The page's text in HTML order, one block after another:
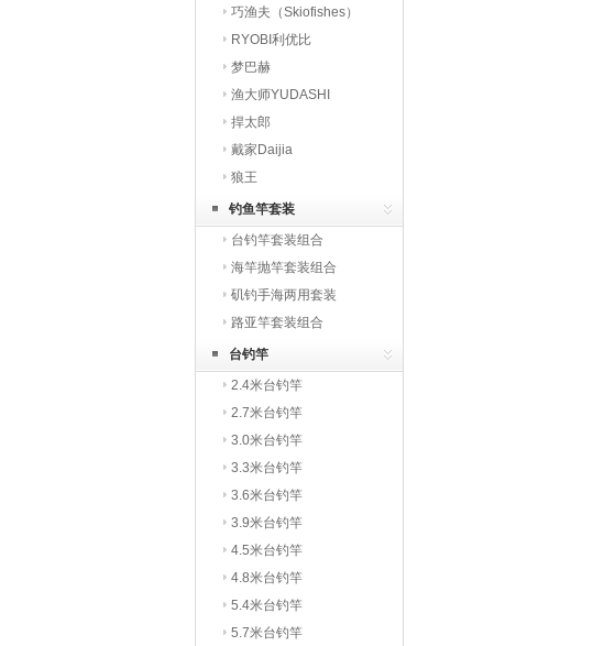
巧渔夫（Skiofishes）
RYOBI利优比
梦巴赫
渔大师YUDASHI
捍太郎
戴家Daijia
狼王
钓鱼竿套装
台钓竿套装组合
海竿抛竿套装组合
矶钓手海两用套装
路亚竿套装组合
台钓竿
2.4米台钓竿
2.7米台钓竿
3.0米台钓竿
3.3米台钓竿
3.6米台钓竿
3.9米台钓竿
4.5米台钓竿
4.8米台钓竿
5.4米台钓竿
5.7米台钓竿